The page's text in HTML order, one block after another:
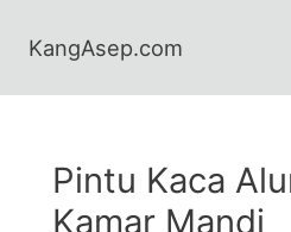
KangAsep.com
Pintu Kaca
Kamar Mandi